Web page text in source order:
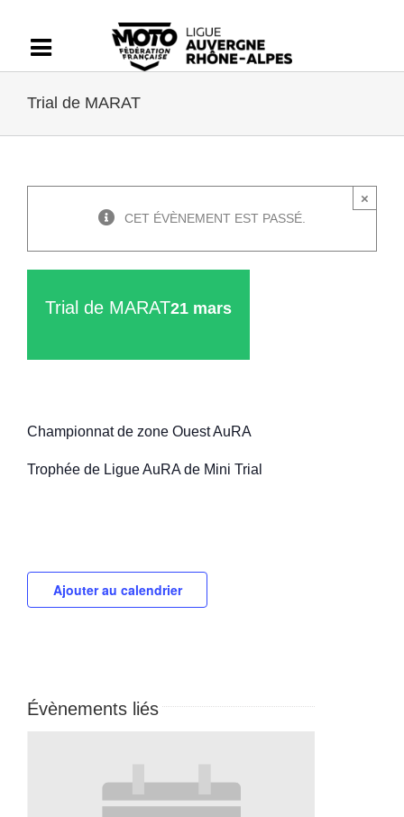
contenu
Trial de MARAT
×
CET ÉVÈNEMENT EST PASSÉ.
Trial de MARAT21 mars
Championnat de zone Ouest AuRA
Trophée de Ligue AuRA de Mini Trial
Ajouter au calendrier
Évènements liés